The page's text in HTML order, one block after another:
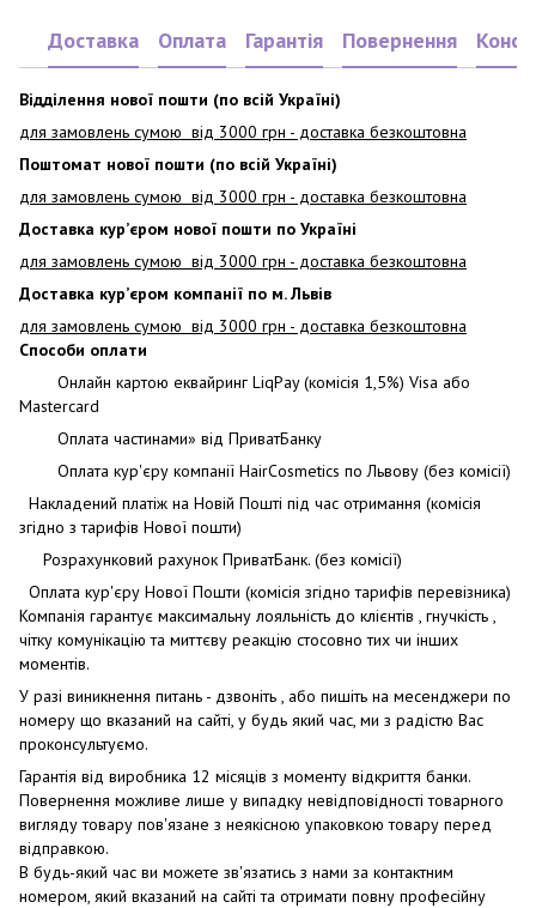
Доставка Оплата Гарантія Повернення
Відділення нової пошти (по всій Україні)
для замовлень сумою від 3000 грн - доставка безкоштовна
Поштомат нової пошти (по всій Україні)
для замовлень сумою від 3000 грн - доставка безкоштовна
Доставка кур’єром нової пошти по Україні
для замовлень сумою від 3000 грн - доставка безкоштовна
Доставка кур’єром компанії по м. Львів
для замовлень сумою від 3000 грн - доставка безкоштовна
Способи оплати
Онлайн картою еквайринг LiqPay (комісія 1,5%) Visa або
Mastercard
Оплата частинами» від ПриватБанку
Оплата кур'єру компанії HairCosmetics по Львову (без комісії)
Накладений платіж на Новій Пошті під час отримання (комісія
згідно з тарифів Нової пошти)
Розрахунковий рахунок ПриватБанк. (без комісії)
Оплата кур'єру Нової Пошти (комісія згідно тарифів перевізника)
Компанія гарантує максимальну лояльність до клієнтів , гнучкість ,
чітку комунікацію та миттєву реакцію стосовно тих чи інших
моментів.
У разі виникнення питань - дзвоніть , або пишіть на месенджери по
номеру що вказаний на сайті, у будь який час, ми з радістю Вас
проконсультуємо.
Гарантія від виробника 12 місяців з моменту відкриття банки.
Повернення можливе лише у випадку невідповідності товарного
вигляду товару пов'язане з неякісною упаковкою товару перед
відправкою.
В будь-який час ви можете зв'язатись з нами за контактним
номером, який вказаний на сайті та отримати повну професійну